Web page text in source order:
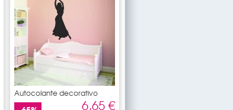
Autocolante decorativo
dancers 6,65 €